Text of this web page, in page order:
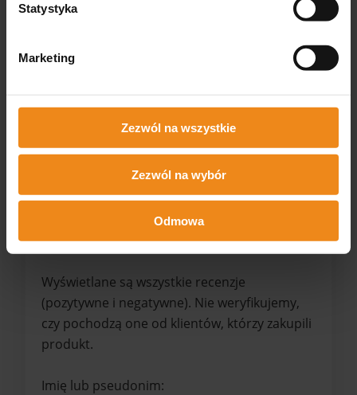
Statystyka
Marketing
Zezwól na wszystkie
Zezwól na wybór
Odmowa
zebranych i zweryfikowanych przez
Opinie o produkcie (0)
Wyświetlane są wszystkie recenzje
(pozytywne i negatywne). Nie weryfikujemy,
czy pochodzą one od klientów, którzy zakupili
produkt.
Imię lub pseudonim: